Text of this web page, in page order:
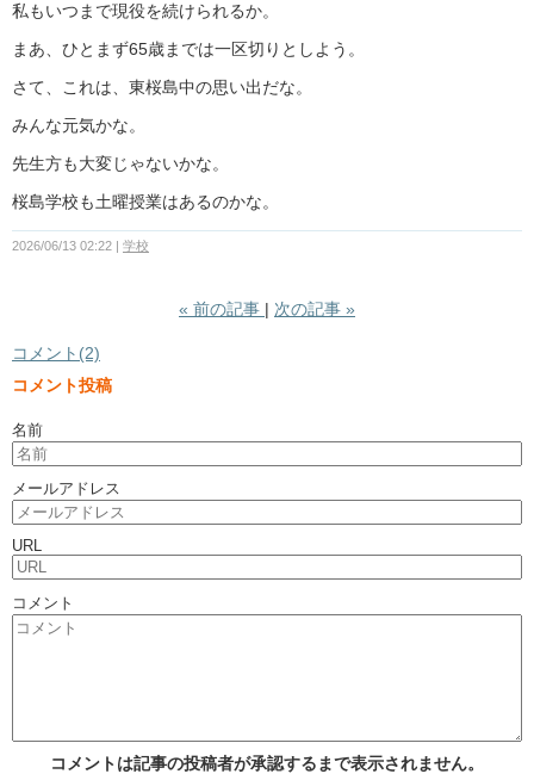
私もいつまで現役を続けられるか。
まあ、ひとまず65歳までは一区切りとしよう。
さて、これは、東桜島中の思い出だな。
みんな元気かな。
先生方も大変じゃないかな。
桜島学校も土曜授業はあるのかな。
2026/06/13 02:22 学校
« 前の記事 次の記事 »
コメント(2)
コメント投稿
名前
メールアドレス
URL
コメント
コメントは記事の投稿者が承認するまで表示されません。